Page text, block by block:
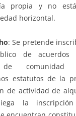
propia y no
horizontal.
: Se pretende
de
de comunidad
estatutos de la
de actividad de
la